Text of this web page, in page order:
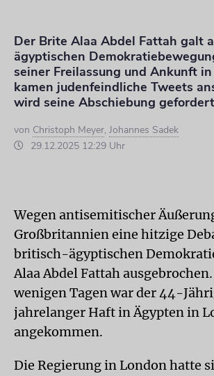
Der Brite Alaa Abdel Fattah galt
ägyptischen
seiner Freilassung und Ankunft
kamen judenfeindliche Tweets
wird seine Abschiebung gefordert
von Christoph Meyer, Johannes Sadek
29.12.2025 12:29 Uhr
Wegen antisemitischer
Großbritannien eine hitzige
britisch-ägyptischen
Alaa Abdel Fattah
wenigen Tagen war der 44-
jahrelanger Haft in Ägypten in
angekommen.
Die Regierung in London hatte